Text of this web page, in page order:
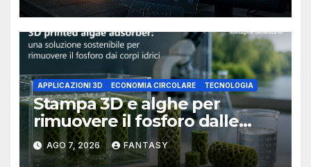
APPLICAZIONI 3D ECONOMIA CIRCOLARE TECNOLOGIA
Stampa 3D e alghe per
rimuovere il fosforo dalle
acque il progetto della
Florida Atlantic University
AGO 7, 2026 FANTASY